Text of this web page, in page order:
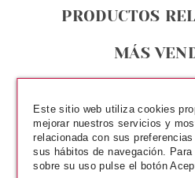
PRODUCTOS
MÁS
Este sitio web utiliza cookies
mejorar nuestros servicios y
relacionada con sus
sus hábitos de navegación.
sobre su uso pulse el botón